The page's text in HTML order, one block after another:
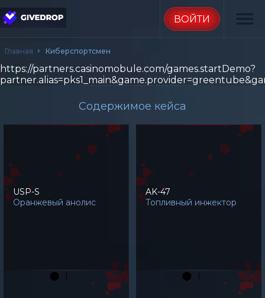
ВОЙТИ menu
Главная Киберспортсмен
https://partners.casinomobule.com/games.startDemo?
Содержимое кейса
USP-S
Оранжевый анолис
AK-47
Топливный инжектор